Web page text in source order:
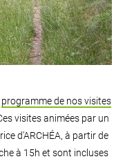
programme de nos visites
visites animées par un
d'ARCHÉA, à partir de
à 15h et sont incluses